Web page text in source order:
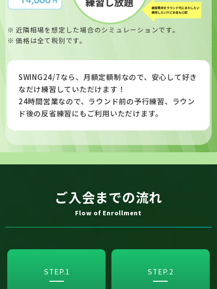
近隣相場を想定した場合のシミュレーションです。
価格は全て税別です。
SWING24/7なら、月額定額制なので、安心して好き
なだけ練習していただけます！
24時間営業なので、ラウンド前の予行練習、ラウン
ド後の反省練習にもご利用いただけます。
ご入会までの流れ
Flow of Enrollment
STEP.1 STEP.2